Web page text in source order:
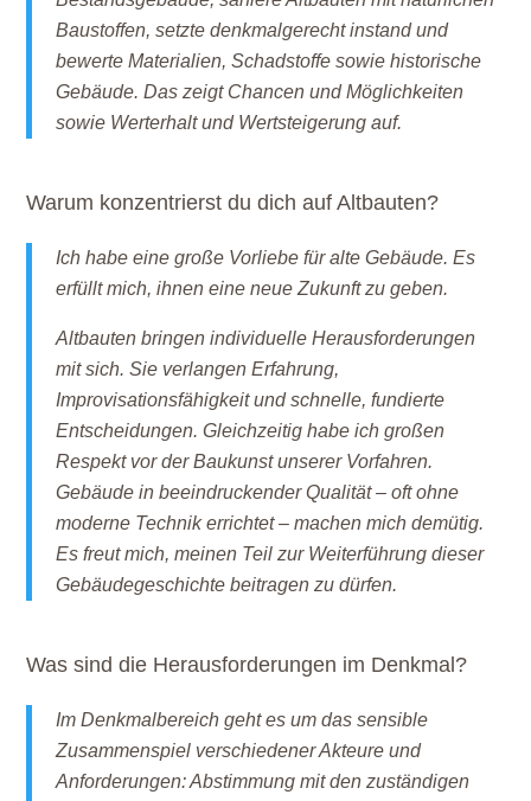
Baustoffen, setzte denkmalgerecht instand und
bewerte Materialien, Schadstoffe sowie historische
Gebäude. Das zeigt Chancen und Möglichkeiten
sowie Werterhalt und Wertsteigerung auf.
Warum konzentrierst du dich auf Altbauten?
Ich habe eine große Vorliebe für alte Gebäude. Es
erfüllt mich, ihnen eine neue Zukunft zu geben.
Altbauten bringen individuelle Herausforderungen
mit sich. Sie verlangen Erfahrung,
Improvisationsfähigkeit und schnelle, fundierte
Entscheidungen. Gleichzeitig habe ich großen
Respekt vor der Baukunst unserer Vorfahren.
Gebäude in beeindruckender Qualität – oft ohne
moderne Technik errichtet – machen mich demütig.
Es freut mich, meinen Teil zur Weiterführung dieser
Gebäudegeschichte beitragen zu dürfen.
Was sind die Herausforderungen im Denkmal?
Im Denkmalbereich geht es um das sensible
Zusammenspiel verschiedener Akteure und
Anforderungen: Abstimmung mit den zuständigen